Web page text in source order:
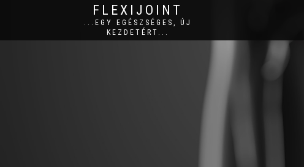
FLEXIJOINT
...EGY EGÉSZSÉGES, ÚJ
KEZDETÉRT...